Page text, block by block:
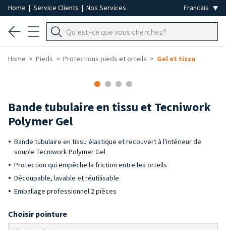
Home | Service Clients | Nos Services
Home Pieds Protections pieds et orteils Gel et tissu
Bande tubulaire en tissu et Tecniwork
Polymer Gel
Bande tubulaire en tissu élastique et recouvert à l'intérieur de
souple Tecniwork Polymer Gel
Protection qui empêche la friction entre les orteils
Découpable, lavable et réutilisable
Emballage professionnel 2 pièces
Choisir pointure